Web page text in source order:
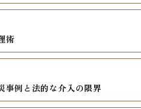
術
事例と法的な介入の限界